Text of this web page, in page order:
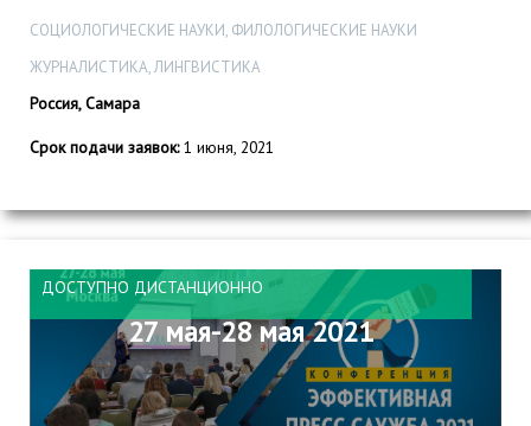
СОЦИОЛОГИЧЕСКИЕ НАУКИ, ФИЛОЛОГИЧЕСКИЕ НАУКИ
ЖУРНАЛИСТИКА, ЛИНГВИСТИКА
Россия, Самара
Срок подачи заявок:1 июня, 2021
ДОСТУПНО ДИСТАНЦИОННО
27 мая-28 мая 2021